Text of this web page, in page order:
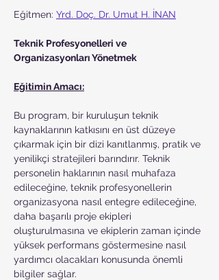
Eğitmen: Yrd. Doç. Dr. Umut H. İNAN
Teknik Profesyonelleri ve
Organizasyonları Yönetmek
Eğitimin Amacı:
Bu program, bir kuruluşun teknik
kaynaklarının katkısını en üst düzeye
çıkarmak için bir dizi kanıtlanmış, pratik ve
yenilikçi stratejileri barındırır. Teknik
personelin haklarının nasıl muhafaza
edileceğine, teknik profesyonellerin
organizasyona nasıl entegre edileceğine,
daha başarılı proje ekipleri
oluşturulmasına ve ekiplerin zaman içinde
yüksek performans göstermesine nasıl
yardımcı olacakları konusunda önemli
bilgiler sağlar.